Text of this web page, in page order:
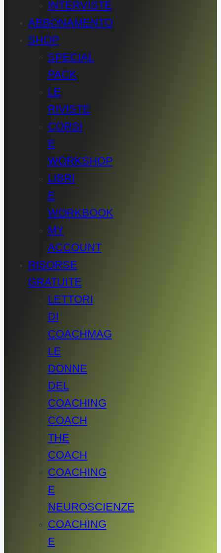
INTERVISTE
ABBONAMENTO
SHOP
SPECIAL
PACK
LE
RIVISTE
CORSI
E
WORKSHOP
LIBRI
E
WORKBOOK
MY
ACCOUNT
RISORSE
GRATUITE
LETTORI
DI
COACHMAG
LE
DONNE
DEL
COACHING
COACH
THE
COACH
COACHING
E
NEUROSCIENZE
COACHING
E